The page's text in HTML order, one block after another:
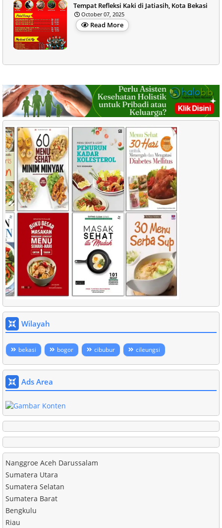
Tempat Refleksi Kaki di Jatiasih, Kota Bekasi
October 07, 2025
Read More
Wilayah
bekasi bogor cibubur cileungsi
Ads Area
Nanggroe Aceh Darussalam
Sumatera Utara
Sumatera Selatan
Sumatera Barat
Bengkulu
Riau